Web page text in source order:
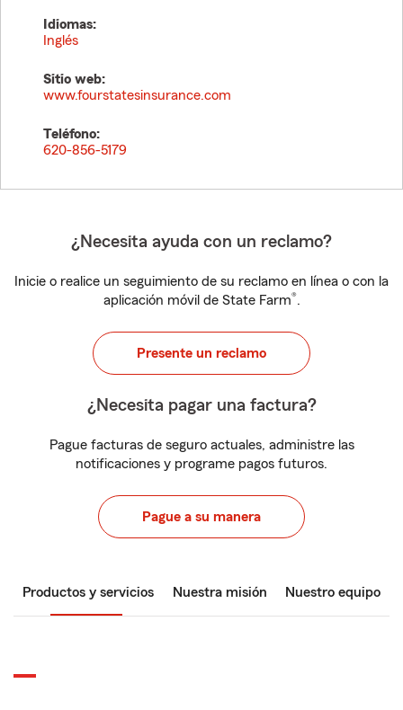
Idiomas:
Inglés
Sitio web:
www.fourstatesinsurance.com
Teléfono:
620-856-5179
¿Necesita ayuda con un reclamo?
Inicie o realice un seguimiento de su reclamo en línea o con la
aplicación móvil de State Farm®.
Presente un reclamo
¿Necesita pagar una factura?
Pague facturas de seguro actuales, administre las
notificaciones y programe pagos futuros.
Pague a su manera
Productos y servicios Nuestra misión Nuestro equipo